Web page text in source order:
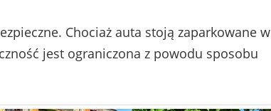
Chociaż auta stoją zaparkowane w
jest ograniczona z powodu sposobu